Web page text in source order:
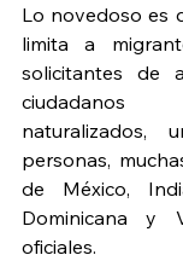
Lo novedoso es
limita a
solicitantes de
ciudadanos
naturalizados,
personas,
de México,
Dominicana y
oficiales.